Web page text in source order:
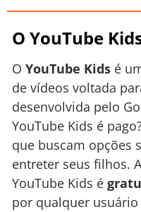
O YouTube
O YouTube Kids é
de vídeos voltada
desenvolvida pelo
YouTube Kids é
que buscam opções
entreter seus filhos.
YouTube Kids é
por qualquer